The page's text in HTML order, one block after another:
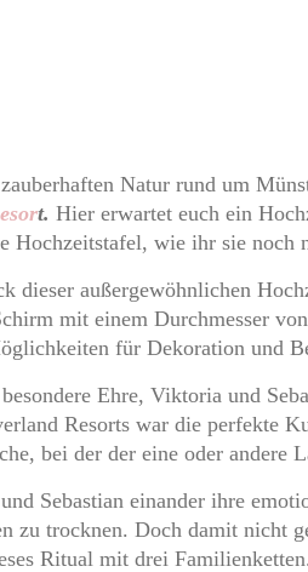
Natur rund um
t. Hier erwartet euch ein
Hochzeitstafel, wie ihr sie noch
dieser außergewöhnlichen
mit einem Durchmesser
für Dekoration und
Ehre, Viktoria und
Resorts war die perfekte
bei der der eine oder andere
Sebastian einander ihre
zu trocknen. Doch damit nicht
Ritual mit drei